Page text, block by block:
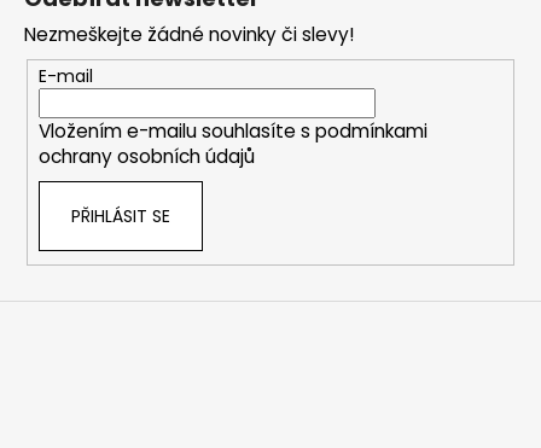
Nezmeškejte žádné novinky či slevy!
E-mail
Vložením e-mailu souhlasíte s podmínkami
ochrany osobních údajů
PŘIHLÁSIT SE